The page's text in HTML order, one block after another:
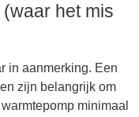
het mis
in aanmerking. Een
zijn belangrijk om
minimaal